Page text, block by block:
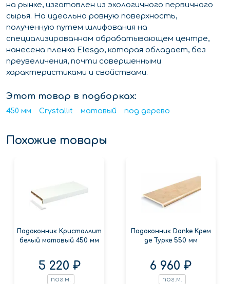
на рынке, изготовлен из экологичного первичного
сырья. На идеально ровную поверхность,
полученную путем шлифования на
специализированном обрабатывающем центре,
нанесена пленка Elesgo, которая обладает, без
преувеличения, почти совершенными
характеристиками и свойствами.
Этот товар в подборках:
450 мм Crystallit матовый под дерево
Похожие товары
Подоконник Кристаллит
белый матовый 450 мм
5 220 ₽
пог.м.
Подоконник Danke Крем
де Турке 550 мм
6 960 ₽
пог.м.